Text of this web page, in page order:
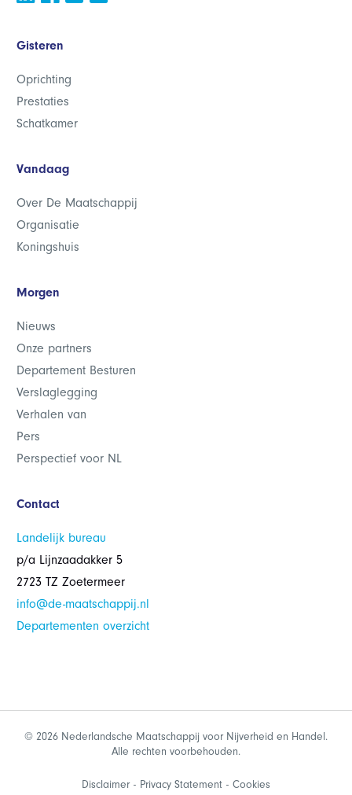
Gisteren
Oprichting
Prestaties
Schatkamer
Vandaag
Over De Maatschappij
Organisatie
Koningshuis
Morgen
Nieuws
Onze partners
Departement Besturen
Verslaglegging
Verhalen van
Pers
Perspectief voor NL
Contact
Landelijk bureau
p/a Lijnzaadakker 5
2723 TZ Zoetermeer
info@de-maatschappij.nl
Departementen overzicht
© 2026 Nederlandsche Maatschappij voor Nijverheid en Handel.
Alle rechten voorbehouden.
Disclaimer Privacy Statement Cookies